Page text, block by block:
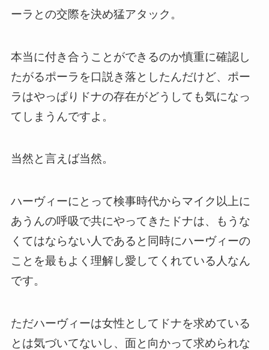
ーラとの交際を決め猛アタック。
本当に付き合うことができるのか慎重に確認し
たがるポーラを口説き落としたんだけど、ポー
ラはやっぱりドナの存在がどうしても気になっ
てしまうんですよ。
当然と言えば当然。
ハーヴィーにとって検事時代からマイク以上に
あうんの呼吸で共にやってきたドナは、もう な
くてはならない人 であると同時にハーヴィーの
ことを最もよく理解し愛してくれている人なん
です。
ただハーヴィーは女性としてドナを求めている
とは気づいてないし、面と向かって求められな